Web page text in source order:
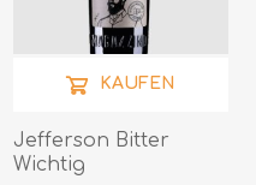
Jefferson Bitter
Wichtig
KAUFEN